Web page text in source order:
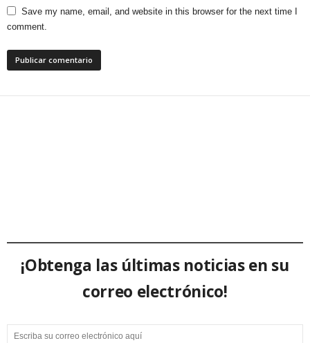
Save my name, email, and website in this browser for the next time I
comment.
¡Obtenga las últimas noticias en su
correo electrónico!